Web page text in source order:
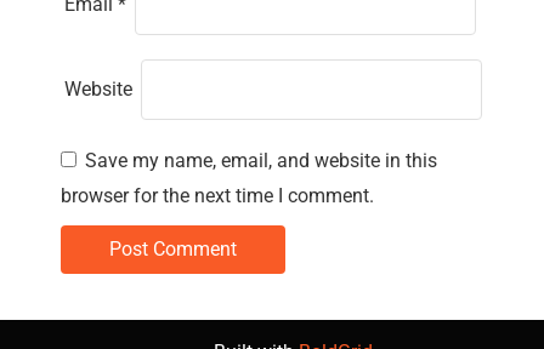
Website
Save my name, email, and website in this
browser for the next time I comment.